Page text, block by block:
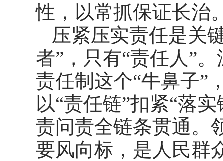
性，以常抓保证长治
压紧压实责任是关
者”，只有“责任人”
责任制这个“牛鼻子”
以“责任链”扣紧“落
责问责全链条贯通。
要风向标，是人民群